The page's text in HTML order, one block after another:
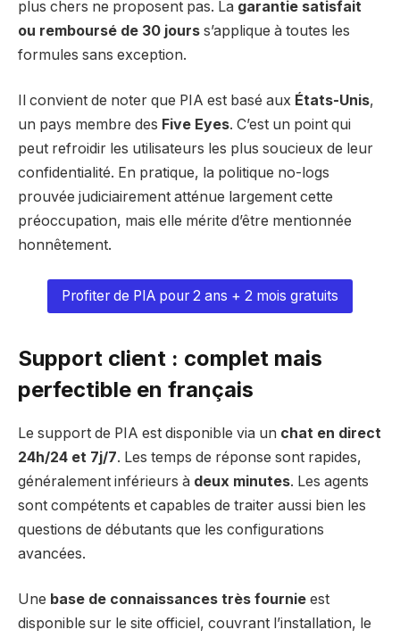
plus chers ne proposent pas. La garantie satisfait
ou remboursé de 30 jours s’applique à toutes les
formules sans exception.
Il convient de noter que PIA est basé aux États-Unis,
un pays membre des Five Eyes. C’est un point qui
peut refroidir les utilisateurs les plus soucieux de leur
confidentialité. En pratique, la politique no-logs
prouvée judiciairement atténue largement cette
préoccupation, mais elle mérite d’être mentionnée
honnêtement.
Profiter de PIA pour 2 ans + 2 mois gratuits
Support client : complet mais
perfectible en français
Le support de PIA est disponible via un chat en direct
24h/24 et 7j/7. Les temps de réponse sont rapides,
généralement inférieurs à deux minutes. Les agents
sont compétents et capables de traiter aussi bien les
questions de débutants que les configurations
avancées.
Une base de connaissances très fournie est
disponible sur le site officiel, couvrant l’installation, le